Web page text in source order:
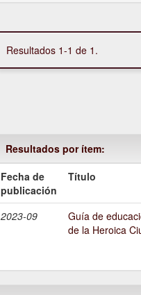
Resultados 1-1 de 1.
Resultados por ítem:
Fecha de
publicación
Título
2023-09
Guía de
de la Heroica